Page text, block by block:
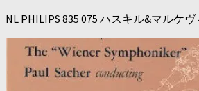
NL PHILIPS 835 075 ハスキル&マルケヴ